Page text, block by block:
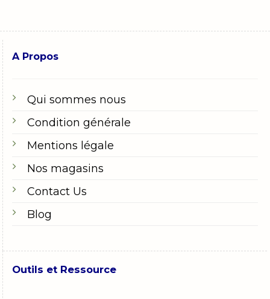
A Propos
Qui sommes nous
Condition générale
Mentions légale
Nos magasins
Contact Us
Blog
Outils et Ressource